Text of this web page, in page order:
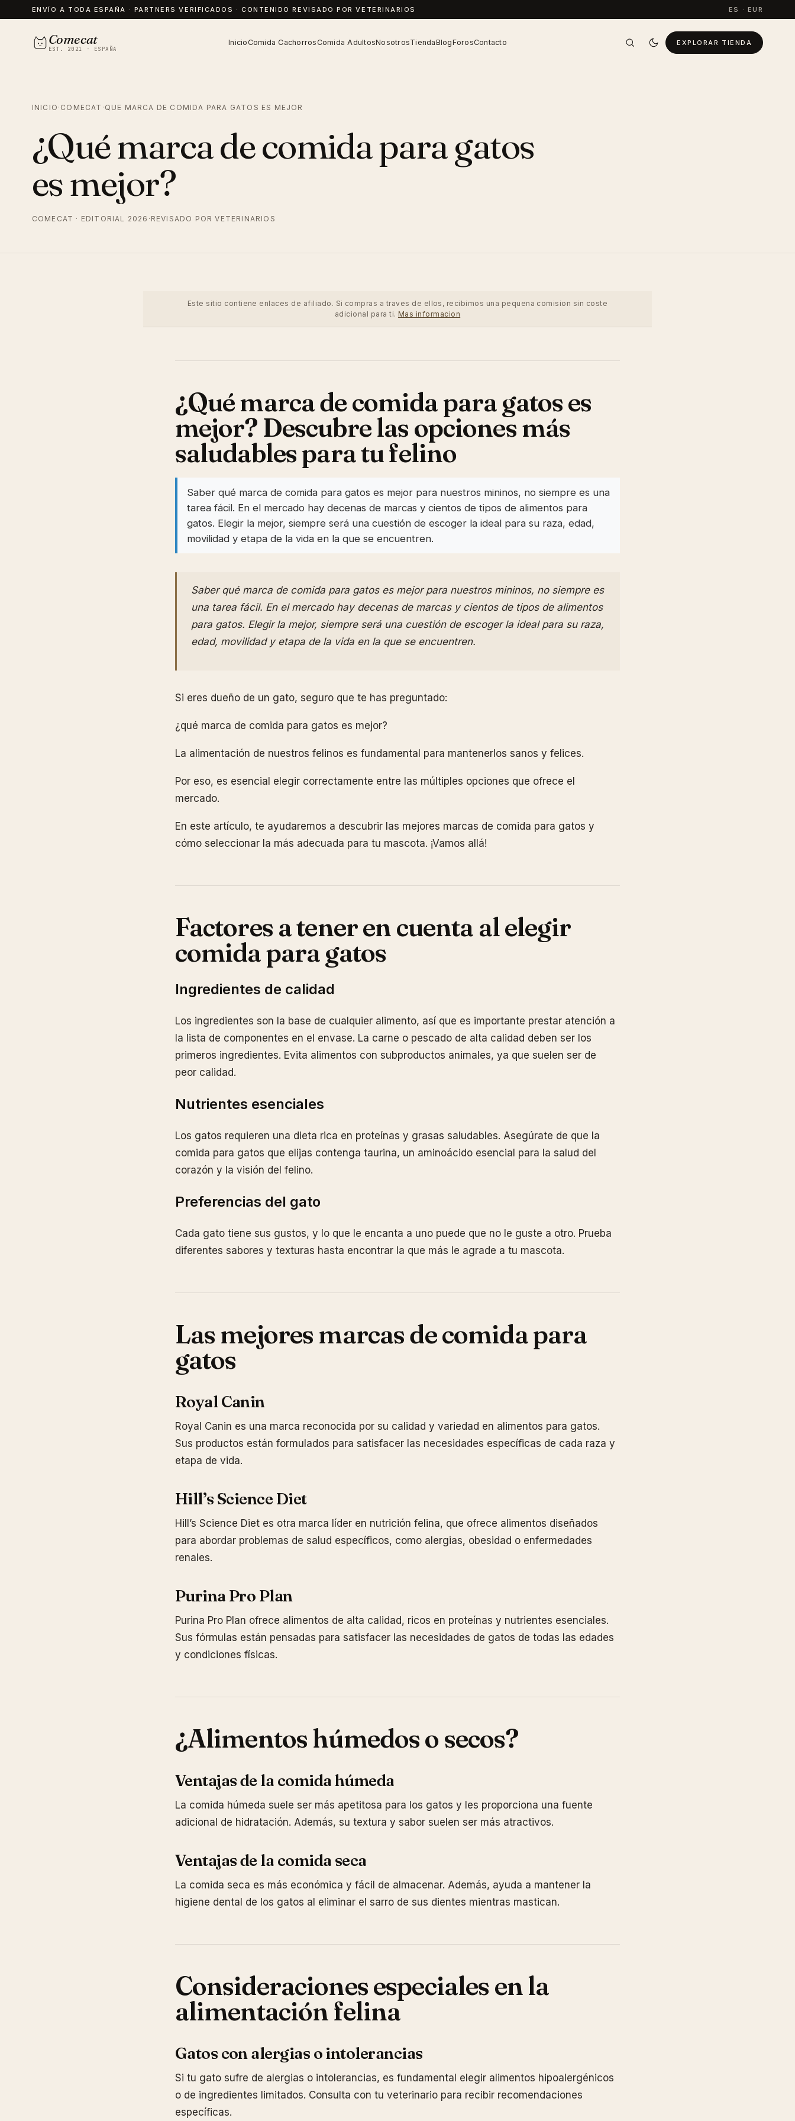
ENVÍO A TODA ESPAÑA · PARTNERS VERIFICADOS · CONTENIDO REVISADO POR VETERINARIOS ES · EUR
Comecat
EST. 2021 · ESPAÑA
InicioComida CachorrosComida AdultosNosotrosTiendaBlogForosContacto EXPLORAR TIENDA
INICIO · COMECAT · QUE MARCA DE COMIDA PARA GATOS ES MEJOR
¿Qué marca de comida para gatos
es mejor?
COMECAT · EDITORIAL 2026 · REVISADO POR VETERINARIOS
Este sitio contiene enlaces de afiliado. Si compras a traves de ellos, recibimos una pequena comision sin coste
adicional para ti. Mas informacion
¿Qué marca de comida para gatos es
mejor? Descubre las opciones más
saludables para tu felino
Saber qué marca de comida para gatos es mejor para nuestros mininos, no siempre es una
tarea fácil. En el mercado hay decenas de marcas y cientos de tipos de alimentos para
gatos. Elegir la mejor, siempre será una cuestión de escoger la ideal para su raza, edad,
movilidad y etapa de la vida en la que se encuentren.
Saber qué marca de comida para gatos es mejor para nuestros mininos, no siempre es
una tarea fácil. En el mercado hay decenas de marcas y cientos de tipos de alimentos
para gatos. Elegir la mejor, siempre será una cuestión de escoger la ideal para su raza,
edad, movilidad y etapa de la vida en la que se encuentren.
Si eres dueño de un gato, seguro que te has preguntado:
¿qué marca de comida para gatos es mejor?
La alimentación de nuestros felinos es fundamental para mantenerlos sanos y felices.
Por eso, es esencial elegir correctamente entre las múltiples opciones que ofrece el
mercado.
En este artículo, te ayudaremos a descubrir las mejores marcas de comida para gatos y
cómo seleccionar la más adecuada para tu mascota. ¡Vamos allá!
Factores a tener en cuenta al elegir
comida para gatos
Ingredientes de calidad
Los ingredientes son la base de cualquier alimento, así que es importante prestar atención a
la lista de componentes en el envase. La carne o pescado de alta calidad deben ser los
primeros ingredientes. Evita alimentos con subproductos animales, ya que suelen ser de
peor calidad.
Nutrientes esenciales
Los gatos requieren una dieta rica en proteínas y grasas saludables. Asegúrate de que la
comida para gatos que elijas contenga taurina, un aminoácido esencial para la salud del
corazón y la visión del felino.
Preferencias del gato
Cada gato tiene sus gustos, y lo que le encanta a uno puede que no le guste a otro. Prueba
diferentes sabores y texturas hasta encontrar la que más le agrade a tu mascota.
Las mejores marcas de comida para
gatos
Royal Canin
Royal Canin es una marca reconocida por su calidad y variedad en alimentos para gatos.
Sus productos están formulados para satisfacer las necesidades específicas de cada raza y
etapa de vida.
Hill’s Science Diet
Hill’s Science Diet es otra marca líder en nutrición felina, que ofrece alimentos diseñados
para abordar problemas de salud específicos, como alergias, obesidad o enfermedades
renales.
Purina Pro Plan
Purina Pro Plan ofrece alimentos de alta calidad, ricos en proteínas y nutrientes esenciales.
Sus fórmulas están pensadas para satisfacer las necesidades de gatos de todas las edades
y condiciones físicas.
¿Alimentos húmedos o secos?
Ventajas de la comida húmeda
La comida húmeda suele ser más apetitosa para los gatos y les proporciona una fuente
adicional de hidratación. Además, su textura y sabor suelen ser más atractivos.
Ventajas de la comida seca
La comida seca es más económica y fácil de almacenar. Además, ayuda a mantener la
higiene dental de los gatos al eliminar el sarro de sus dientes mientras mastican.
Consideraciones especiales en la
alimentación felina
Gatos con alergias o intolerancias
Si tu gato sufre de alergias o intolerancias, es fundamental elegir alimentos hipoalergénicos
o de ingredientes limitados. Consulta con tu veterinario para recibir recomendaciones
específicas.